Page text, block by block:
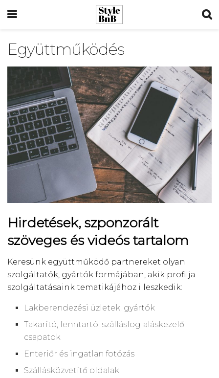
Együttműködés
Hirdetések, szponzorált
szöveges és videós tartalom
Keresünk együttműködő partnereket olyan
szolgáltatók, gyártók formájában, akik profilja
szolgáltatásaink tematikájához illeszkedik:
Lakberendezési üzletek, gyártók
Takarító, fenntartó, szállásfoglaláskezelő
csapatok
Enteriőr és ingatlan fotózás
Szállásközvetítő oldalak